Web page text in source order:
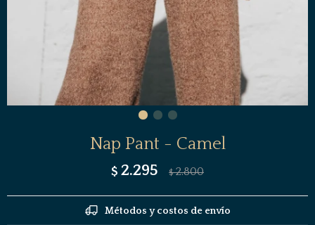
Nap Pant - Camel
$ 2.295 $ 2.800
Métodos y costos de envío